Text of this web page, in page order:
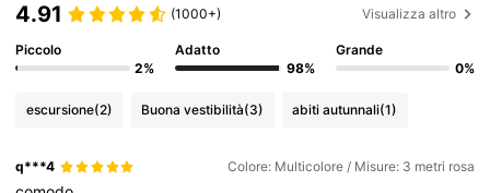
4.91 (1000+) Visualizza altro
Piccolo
2%
Adatto
98%
Grande
0%
escursione(2) Buona vestibilità(3) abiti autunnali(1)
q***4 Colore: Multicolore / Misure: 3 metri rosa